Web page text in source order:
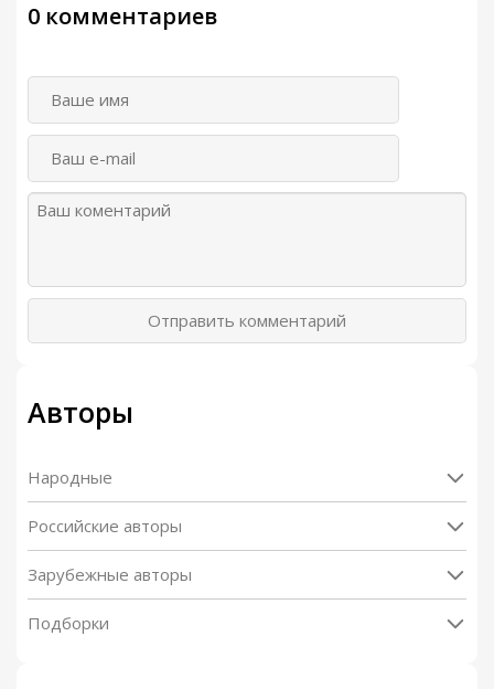
0 комментариев
Отправить комментарий
Авторы
Народные
Российские авторы
Зарубежные авторы
Подборки